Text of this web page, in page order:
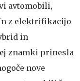
avtomobili,
z elektrifikacijo
in
znamki prinesla
nove